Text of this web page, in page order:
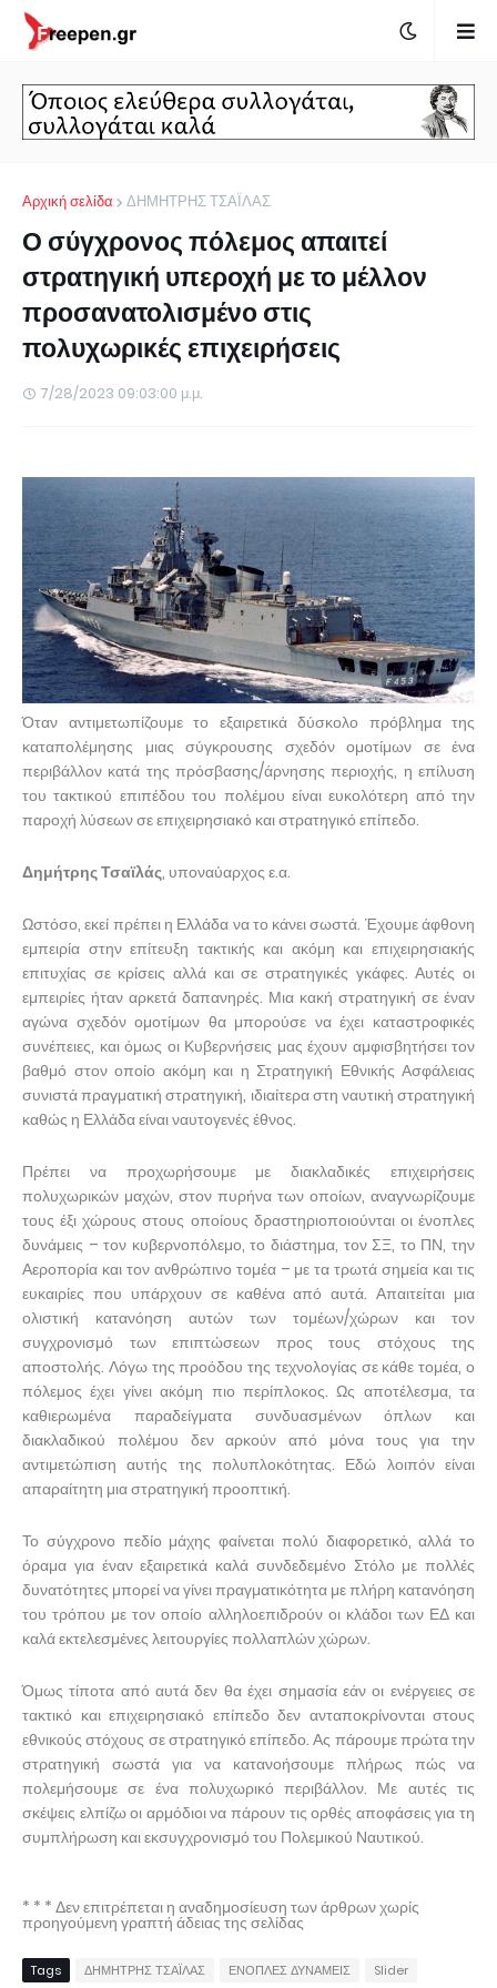
Αρχική σελίδα ΔΗΜΗΤΡΗΣ ΤΣΑΪΛΑΣ
Ο σύγχρονος πόλεμος απαιτεί
στρατηγική υπεροχή με το μέλλον
προσανατολισμένο στις
πολυχωρικές επιχειρήσεις
7/28/2023 09:03:00 μ.μ.
Όταν αντιμετωπίζουμε το εξαιρετικά δύσκολο πρόβλημα της
καταπολέμησης μιας σύγκρουσης σχεδόν ομοτίμων σε ένα
περιβάλλον κατά της πρόσβασης/άρνησης περιοχής, η επίλυση
του τακτικού επιπέδου του πολέμου είναι ευκολότερη από την
παροχή λύσεων σε επιχειρησιακό και στρατηγικό επίπεδο.
Δημήτρης Τσαϊλάς, υποναύαρχος ε.α.
Ωστόσο, εκεί πρέπει η Ελλάδα να το κάνει σωστά. Έχουμε άφθονη
εμπειρία στην επίτευξη τακτικής και ακόμη και επιχειρησιακής
επιτυχίας σε κρίσεις αλλά και σε στρατηγικές γκάφες. Αυτές οι
εμπειρίες ήταν αρκετά δαπανηρές. Μια κακή στρατηγική σε έναν
αγώνα σχεδόν ομοτίμων θα μπορούσε να έχει καταστροφικές
συνέπειες, και όμως οι Κυβερνήσεις μας έχουν αμφισβητήσει τον
βαθμό στον οποίο ακόμη και η Στρατηγική Εθνικής Ασφάλειας
συνιστά πραγματική στρατηγική, ιδιαίτερα στη ναυτική στρατηγική
καθώς η Ελλάδα είναι ναυτογενές έθνος.
Πρέπει να προχωρήσουμε με διακλαδικές επιχειρήσεις
πολυχωρικών μαχών, στον πυρήνα των οποίων, αναγνωρίζουμε
τους έξι χώρους στους οποίους δραστηριοποιούνται οι ένοπλες
δυνάμεις – τον κυβερνοπόλεμο, το διάστημα, τον ΣΞ, το ΠΝ, την
Αεροπορία και τον ανθρώπινο τομέα – με τα τρωτά σημεία και τις
ευκαιρίες που υπάρχουν σε καθένα από αυτά. Απαιτείται μια
ολιστική κατανόηση αυτών των τομέων/χώρων και τον
συγχρονισμό των επιπτώσεων προς τους στόχους της
αποστολής. Λόγω της προόδου της τεχνολογίας σε κάθε τομέα, ο
πόλεμος έχει γίνει ακόμη πιο περίπλοκος. Ως αποτέλεσμα, τα
καθιερωμένα παραδείγματα συνδυασμένων όπλων και
διακλαδικού πολέμου δεν αρκούν από μόνα τους για την
αντιμετώπιση αυτής της πολυπλοκότητας. Εδώ λοιπόν είναι
απαραίτητη μια στρατηγική προοπτική.
Το σύγχρονο πεδίο μάχης φαίνεται πολύ διαφορετικό, αλλά το
όραμα για έναν εξαιρετικά καλά συνδεδεμένο Στόλο με πολλές
δυνατότητες μπορεί να γίνει πραγματικότητα με πλήρη κατανόηση
του τρόπου με τον οποίο αλληλοεπιδρούν οι κλάδοι των ΕΔ και
καλά εκτελεσμένες λειτουργίες πολλαπλών χώρων.
Όμως τίποτα από αυτά δεν θα έχει σημασία εάν οι ενέργειες σε
τακτικό και επιχειρησιακό επίπεδο δεν ανταποκρίνονται στους
εθνικούς στόχους σε στρατηγικό επίπεδο. Ας πάρουμε πρώτα την
στρατηγική σωστά για να κατανοήσουμε πλήρως πώς να
πολεμήσουμε σε ένα πολυχωρικό περιβάλλον. Με αυτές τις
σκέψεις ελπίζω οι αρμόδιοι να πάρουν τις ορθές αποφάσεις για τη
συμπλήρωση και εκσυγχρονισμό του Πολεμικού Ναυτικού.
* * * Δεν επιτρέπεται η αναδημοσίευση των άρθρων χωρίς
προηγούμενη γραπτή άδειας της σελίδας
Tags ΔΗΜΗΤΡΗΣ ΤΣΑΪΛΑΣ ΕΝΟΠΛΕΣ ΔΥΝΑΜΕΙΣ Slider